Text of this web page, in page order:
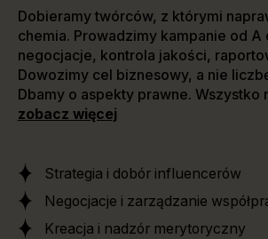
Dobieramy twórców, z którymi
chemia. Prowadzimy kampanie od A
negocjacje, kontrola jakości,
Dowozimy cel biznesowy, a nie
Dbamy o aspekty prawne. Wszystko
zobacz więcej
Strategia i dobór influencerów
Negocjacje i zarządzanie
Kreacja i nadzór merytoryczny